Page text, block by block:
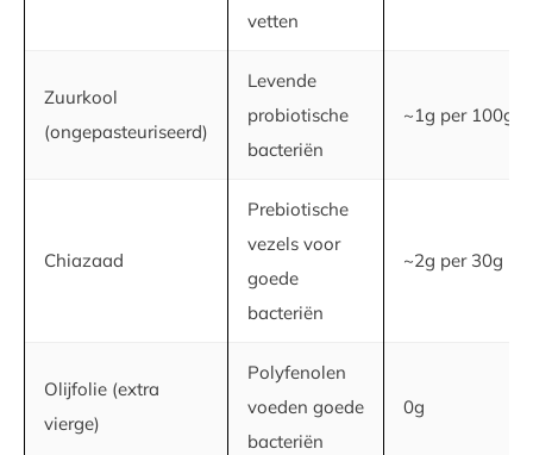
vetten
Zuurkool
(ongepasteuriseerd)
Levende
probiotische
bacteriën
~1g per 100g
Chiazaad
Prebiotische
vezels voor
goede
bacteriën
~2g per 30g
Olijfolie (extra
vierge)
Polyfenolen
voeden goede
bacteriën
0g